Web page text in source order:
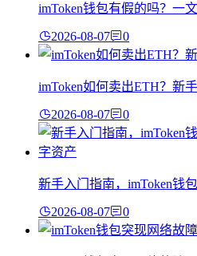
imToken钱包有假的吗？一
2026-08-07 0
imToken如何卖出ETH？新
2026-08-07 0
新手入门指南，imToken钱
2026-08-07 0